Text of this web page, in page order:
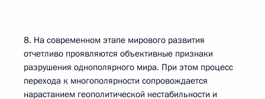
8. На современном этапе мирового развития
отчетливо проявляются объективные признаки
разрушения однополярного мира. При этом процесс
перехода к многополярности сопровождается
нарастанием геополитической нестабильности и